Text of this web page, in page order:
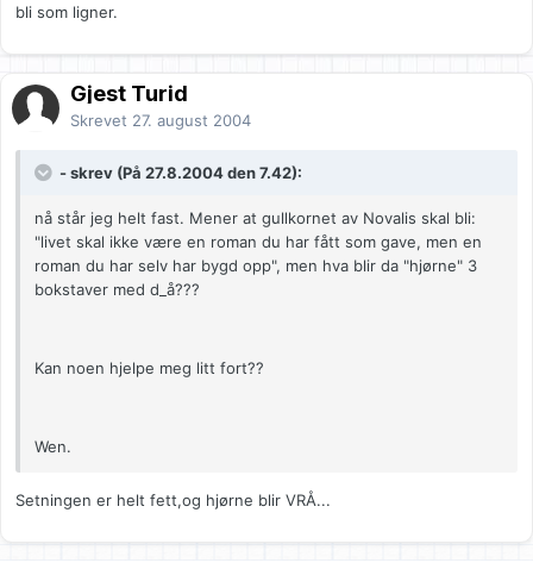
bli som ligner.
Gjest Turid
Skrevet 27. august 2004
- skrev (På 27.8.2004 den 7.42):
nå står jeg helt fast. Mener at gullkornet av Novalis skal bli:
"livet skal ikke være en roman du har fått som gave, men en
roman du har selv har bygd opp", men hva blir da "hjørne" 3
bokstaver med d_å???
Kan noen hjelpe meg litt fort??
Wen.
Setningen er helt fett,og hjørne blir VRÅ...